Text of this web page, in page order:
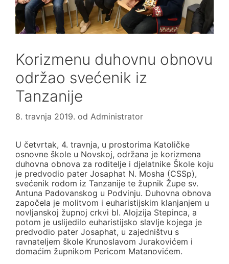
Korizmenu duhovnu obnovu
održao svećenik iz
Tanzanije
8. travnja 2019. od Administrator
U četvrtak, 4. travnja, u prostorima Katoličke
osnovne škole u Novskoj, održana je korizmena
duhovna obnova za roditelje i djelatnike Škole koju
je predvodio pater Josaphat N. Mosha (CSSp),
svećenik rodom iz Tanzanije te župnik Župe sv.
Antuna Padovanskog u Podvinju. Duhovna obnova
započela je molitvom i euharistijskim klanjanjem u
novljanskoj župnoj crkvi bl. Alojzija Stepinca, a
potom je uslijedilo euharistijsko slavlje kojega je
predvodio pater Josaphat, u zajedništvu s
ravnateljem škole Krunoslavom Jurakovićem i
domaćim župnikom Pericom Matanovićem.